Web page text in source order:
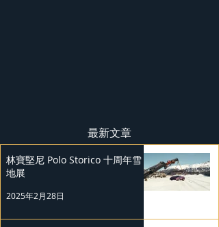
最新文章
林寶堅尼 Polo Storico 十周年雪
地展
2025年2月28日